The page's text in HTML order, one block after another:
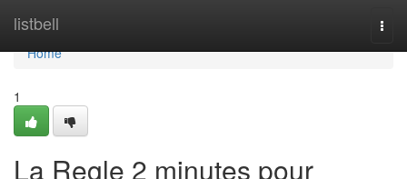
listbell
Home
Home
1
La Regle 2 minutes pour